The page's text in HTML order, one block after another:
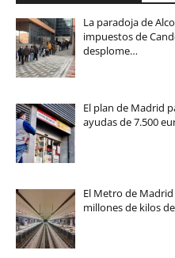
La paradoja de
impuestos de
desplome…
El plan de Madrid
ayudas de 7.500
El Metro de
millones de kilos